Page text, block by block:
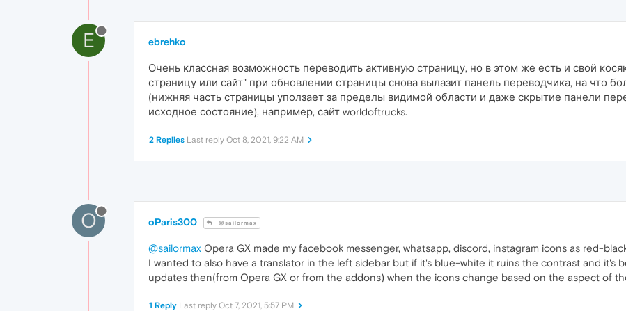
E ebrehko
Очень классная возможность переводить активную страницу, но в этом же есть и свой
страницу или сайт" при обновлении страницы снова вылазит панель переводчика, на что
(нижняя часть страницы уползает за пределы видимой области и даже скрытие панели
исходное состояние), например, сайт worldoftrucks.
2 Replies Last reply Oct 8, 2021, 9:22 AM
O oParis300 @sailormax
@sailormax Opera GX made my facebook messenger, whatsapp, discord, instagram icons as red-
I wanted to also have a translator in the left sidebar but if it's blue-white it ruins the contrast and it's
updates then(from Opera GX or from the addons) when the icons change based on the aspect of
1 Reply Last reply Oct 7, 2021, 5:57 PM